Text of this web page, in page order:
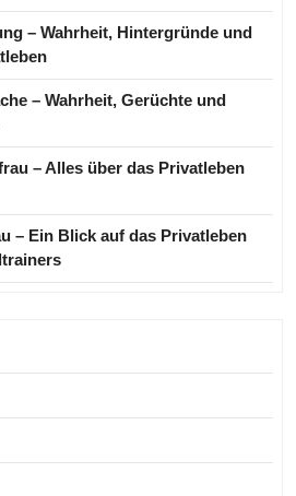
– Wahrheit, Hintergründe und
– Wahrheit, Gerüchte und
– Alles über das Privatleben
– Ein Blick auf das Privatleben